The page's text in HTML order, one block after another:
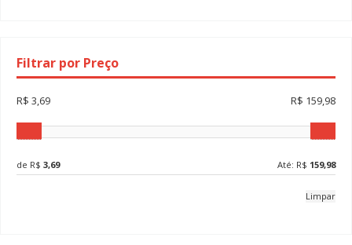
Filtrar por Preço
R$ 3,69 R$ 159,98
de R$ 3,69 Até: R$ 159,98
Limpar